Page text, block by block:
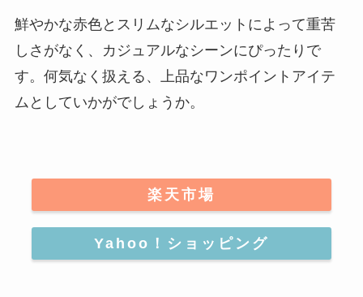
鮮やかな赤色とスリムなシルエットによって重苦
しさがなく、カジュアルなシーンにぴったりで
す。何気なく扱える、上品なワンポイントアイテ
ムとしていかがでしょうか。
楽天市場
Yahoo！ショッピング